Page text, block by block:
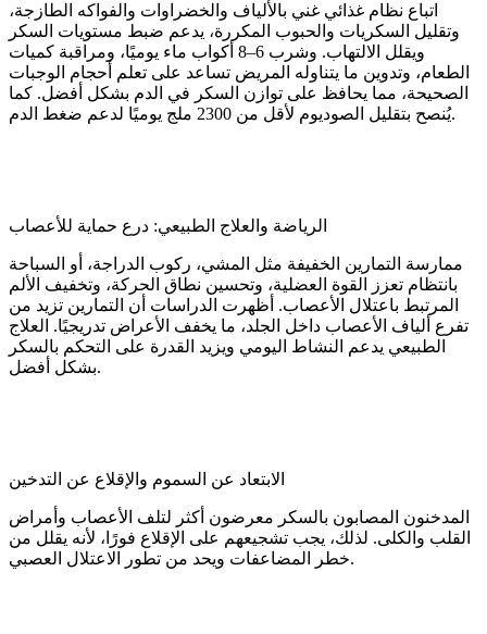
اتباع نظام غذائي غني بالألياف والخضراوات والفواكه الطازجة،
وتقليل السكريات والحبوب المكررة، يدعم ضبط مستويات السكر
ويقلل الالتهاب. وشرب 6–8 أكواب ماء يوميًا، ومراقبة كميات
الطعام، وتدوين ما يتناوله المريض تساعد على تعلم أحجام الوجبات
الصحيحة، مما يحافظ على توازن السكر في الدم بشكل أفضل. كما
يُنصح بتقليل الصوديوم لأقل من 2300 ملج يوميًا لدعم ضغط الدم.
الرياضة والعلاج الطبيعي: درع حماية للأعصاب
ممارسة التمارين الخفيفة مثل المشي، ركوب الدراجة، أو السباحة
بانتظام تعزز القوة العضلية، وتحسين نطاق الحركة، وتخفيف الألم
المرتبط باعتلال الأعصاب. أظهرت الدراسات أن التمارين تزيد من
تفرع ألياف الأعصاب داخل الجلد، ما يخفف الأعراض تدريجيًا. العلاج
الطبيعي يدعم النشاط اليومي ويزيد القدرة على التحكم بالسكر
بشكل أفضل.
الابتعاد عن السموم والإقلاع عن التدخين
المدخنون المصابون بالسكر معرضون أكثر لتلف الأعصاب وأمراض
القلب والكلى. لذلك، يجب تشجيعهم على الإقلاع فورًا، لأنه يقلل من
خطر المضاعفات ويحد من تطور الاعتلال العصبي.